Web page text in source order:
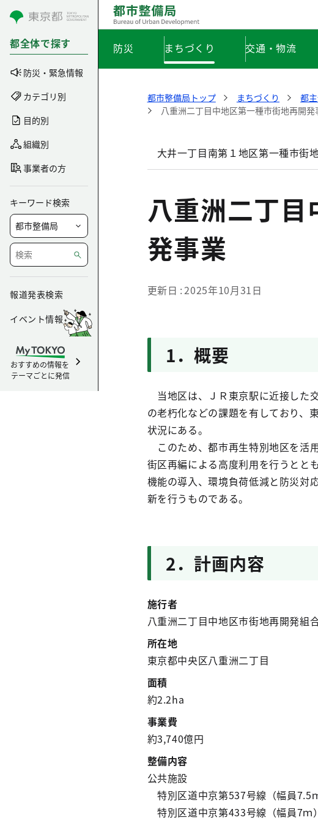
コンテンツにスキップ
都全体で探す
防災・緊急情報
カテゴリ別
目的別
組織別
事業者の方
キーワード検索
報道発表検索
イベント情報
おすすめの情報を
テーマごとに発信
防災 まちづくり 交通・物流
都市整備局トップ まちづくり 都
八重洲二丁目中地区第一種市街地再開発
大井一丁目南第１地区第一種市街
八重洲二丁
発事業
更新日 2025年10月31日
1．概要
当地区は、ＪＲ東京駅に近接した
の老朽化などの課題を有しており、
状況にある。
このため、都市再生特別地区を活
街区再編による高度利用を行うとと
機能の導入、環境負荷低減と防災対
新を行うものである。
2．計画内容
施行者
八重洲二丁目中地区市街地再開発組
所在地
東京都中央区八重洲二丁目
面積
約2.2ha
事業費
約3,740億円
整備内容
公共施設
特別区道中京第537号線（幅員7.5ｍ
特別区道中京第433号線（幅員7ｍ）